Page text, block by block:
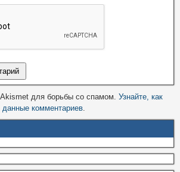
Akismet для борьбы со спамом. Узнайте, как
комментариев.